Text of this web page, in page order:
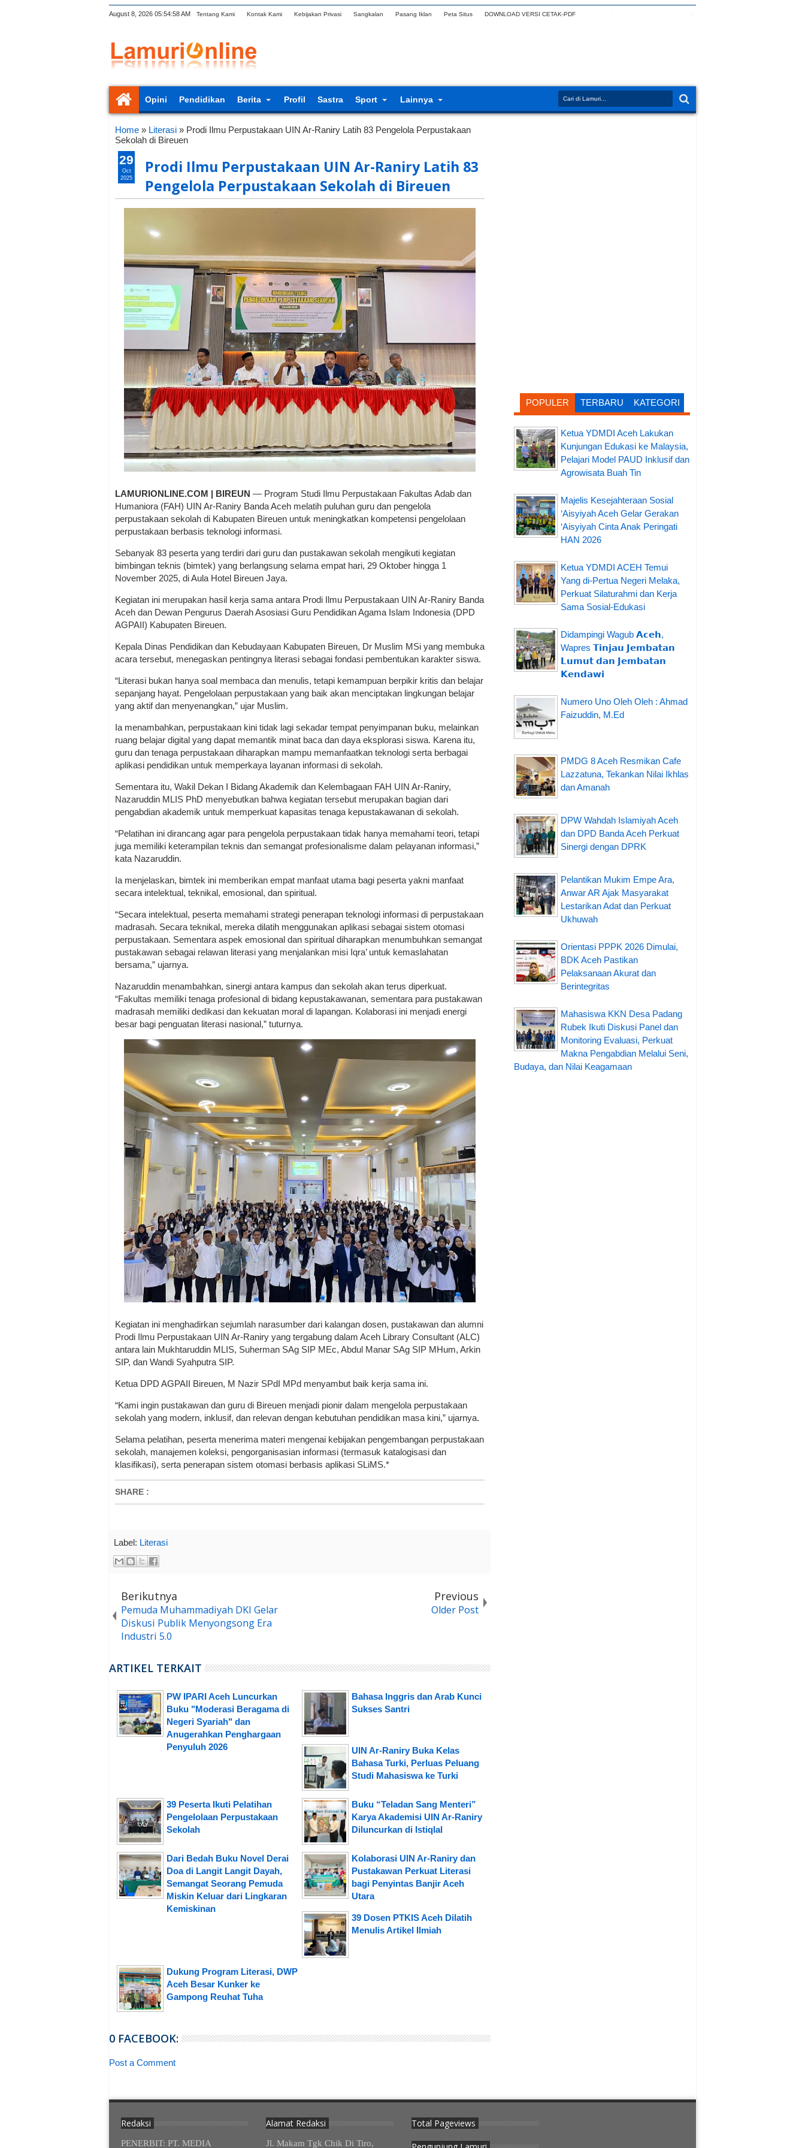
August 8, 2026 05:54:59 AM Tentang Kami Kontak Kami Kebijakan Privasi Sangkalan Pasang Iklan Peta Situs DOWNLOAD VERSI CETAK-PDF
Opini Pendidikan Berita Profil Sastra Sport Lainnya
Home » Literasi » Prodi Ilmu Perpustakaan UIN Ar-Raniry Latih 83 Pengelola Perpustakaan
Sekolah di Bireuen
Prodi Ilmu Perpustakaan UIN Ar-Raniry Latih 83
Pengelola Perpustakaan Sekolah di Bireuen
LAMURIONLINE.COM | BIREUN — Program Studi Ilmu Perpustakaan Fakultas Adab dan
Humaniora (FAH) UIN Ar-Raniry Banda Aceh melatih puluhan guru dan pengelola
perpustakaan sekolah di Kabupaten Bireuen untuk meningkatkan kompetensi pengelolaan
perpustakaan berbasis teknologi informasi.
Sebanyak 83 peserta yang terdiri dari guru dan pustakawan sekolah mengikuti kegiatan
bimbingan teknis (bimtek) yang berlangsung selama empat hari, 29 Oktober hingga 1
November 2025, di Aula Hotel Bireuen Jaya.
Kegiatan ini merupakan hasil kerja sama antara Prodi Ilmu Perpustakaan UIN Ar-Raniry Banda
Aceh dan Dewan Pengurus Daerah Asosiasi Guru Pendidikan Agama Islam Indonesia (DPD
AGPAII) Kabupaten Bireuen.
Kepala Dinas Pendidikan dan Kebudayaan Kabupaten Bireuen, Dr Muslim MSi yang membuka
acara tersebut, menegaskan pentingnya literasi sebagai fondasi pembentukan karakter siswa.
“Literasi bukan hanya soal membaca dan menulis, tetapi kemampuan berpikir kritis dan belajar
sepanjang hayat. Pengelolaan perpustakaan yang baik akan menciptakan lingkungan belajar
yang aktif dan menyenangkan,” ujar Muslim.
Ia menambahkan, perpustakaan kini tidak lagi sekadar tempat penyimpanan buku, melainkan
ruang belajar digital yang dapat memantik minat baca dan daya eksplorasi siswa. Karena itu,
guru dan tenaga perpustakaan diharapkan mampu memanfaatkan teknologi serta berbagai
aplikasi pendidikan untuk memperkaya layanan informasi di sekolah.
Sementara itu, Wakil Dekan I Bidang Akademik dan Kelembagaan FAH UIN Ar-Raniry,
Nazaruddin MLIS PhD menyebutkan bahwa kegiatan tersebut merupakan bagian dari
pengabdian akademik untuk memperkuat kapasitas tenaga kepustakawanan di sekolah.
“Pelatihan ini dirancang agar para pengelola perpustakaan tidak hanya memahami teori, tetapi
juga memiliki keterampilan teknis dan semangat profesionalisme dalam pelayanan informasi,”
kata Nazaruddin.
Ia menjelaskan, bimtek ini memberikan empat manfaat utama bagi peserta yakni manfaat
secara intelektual, teknikal, emosional, dan spiritual.
“Secara intelektual, peserta memahami strategi penerapan teknologi informasi di perpustakaan
madrasah. Secara teknikal, mereka dilatih menggunakan aplikasi sebagai sistem otomasi
perpustakaan. Sementara aspek emosional dan spiritual diharapkan menumbuhkan semangat
pustakawan sebagai relawan literasi yang menjalankan misi Iqra’ untuk kemaslahatan
bersama,” ujarnya.
Nazaruddin menambahkan, sinergi antara kampus dan sekolah akan terus diperkuat.
“Fakultas memiliki tenaga profesional di bidang kepustakawanan, sementara para pustakawan
madrasah memiliki dedikasi dan kekuatan moral di lapangan. Kolaborasi ini menjadi energi
besar bagi penguatan literasi nasional,” tuturnya.
Kegiatan ini menghadirkan sejumlah narasumber dari kalangan dosen, pustakawan dan alumni
Prodi Ilmu Perpustakaan UIN Ar-Raniry yang tergabung dalam Aceh Library Consultant (ALC)
antara lain Mukhtaruddin MLIS, Suherman SAg SIP MEc, Abdul Manar SAg SIP MHum, Arkin
SIP, dan Wandi Syahputra SIP.
Ketua DPD AGPAII Bireuen, M Nazir SPdI MPd menyambut baik kerja sama ini.
“Kami ingin pustakawan dan guru di Bireuen menjadi pionir dalam mengelola perpustakaan
sekolah yang modern, inklusif, dan relevan dengan kebutuhan pendidikan masa kini,” ujarnya.
Selama pelatihan, peserta menerima materi mengenai kebijakan pengembangan perpustakaan
sekolah, manajemen koleksi, pengorganisasian informasi (termasuk katalogisasi dan
klasifikasi), serta penerapan sistem otomasi berbasis aplikasi SLiMS.*
SHARE :
29
Oct
2025
Label: Literasi
Berikutnya
Pemuda Muhammadiyah DKI Gelar
Diskusi Publik Menyongsong Era
Industri 5.0
Previous
Older Post
ARTIKEL TERKAIT
PW IPARI Aceh Luncurkan
Buku "Moderasi Beragama di
Negeri Syariah" dan
Anugerahkan Penghargaan
Penyuluh 2026
Bahasa Inggris dan Arab Kunci
Sukses Santri
UIN Ar-Raniry Buka Kelas
Bahasa Turki, Perluas Peluang
Studi Mahasiswa ke Turki
39 Peserta Ikuti Pelatihan
Pengelolaan Perpustakaan
Sekolah
Buku “Teladan Sang Menteri”
Karya Akademisi UIN Ar-Raniry
Diluncurkan di Istiqlal
Dari Bedah Buku Novel Derai
Doa di Langit Langit Dayah,
Semangat Seorang Pemuda
Miskin Keluar dari Lingkaran
Kemiskinan
Kolaborasi UIN Ar-Raniry dan
Pustakawan Perkuat Literasi
bagi Penyintas Banjir Aceh
Utara
39 Dosen PTKIS Aceh Dilatih
Menulis Artikel Ilmiah
Dukung Program Literasi, DWP
Aceh Besar Kunker ke
Gampong Reuhat Tuha
0 FACEBOOK:
Post a Comment
POPULER TERBARU KATEGORI
Ketua YDMDI Aceh Lakukan
Kunjungan Edukasi ke Malaysia,
Pelajari Model PAUD Inklusif dan
Agrowisata Buah Tin
Majelis Kesejahteraan Sosial
‘Aisyiyah Aceh Gelar Gerakan
‘Aisyiyah Cinta Anak Peringati
HAN 2026
Ketua YDMDI ACEH Temui
Yang di-Pertua Negeri Melaka,
Perkuat Silaturahmi dan Kerja
Sama Sosial-Edukasi
Didampingi Wagub 𝗔𝗰𝗲𝗵,
Wapres 𝗧𝗶𝗻𝗷𝗮𝘂 𝗝𝗲𝗺𝗯𝗮𝘁𝗮𝗻
𝗟𝘂𝗺𝘂𝘁 𝗱𝗮𝗻 𝗝𝗲𝗺𝗯𝗮𝘁𝗮𝗻
𝗞𝗲𝗻𝗱𝗮𝘄𝗶
Numero Uno Oleh Oleh : Ahmad
Faizuddin, M.Ed
PMDG 8 Aceh Resmikan Cafe
Lazzatuna, Tekankan Nilai Ikhlas
dan Amanah
DPW Wahdah Islamiyah Aceh
dan DPD Banda Aceh Perkuat
Sinergi dengan DPRK
Pelantikan Mukim Empe Ara,
Anwar AR Ajak Masyarakat
Lestarikan Adat dan Perkuat
Ukhuwah
Orientasi PPPK 2026 Dimulai,
BDK Aceh Pastikan
Pelaksanaan Akurat dan
Berintegritas
Mahasiswa KKN Desa Padang
Rubek Ikuti Diskusi Panel dan
Monitoring Evaluasi, Perkuat
Makna Pengabdian Melalui Seni,
Budaya, dan Nilai Keagamaan
Redaksi
PENERBIT: PT. MEDIA
Alamat Redaksi
Jl. Makam Tgk Chik Di Tiro,
Total Pageviews